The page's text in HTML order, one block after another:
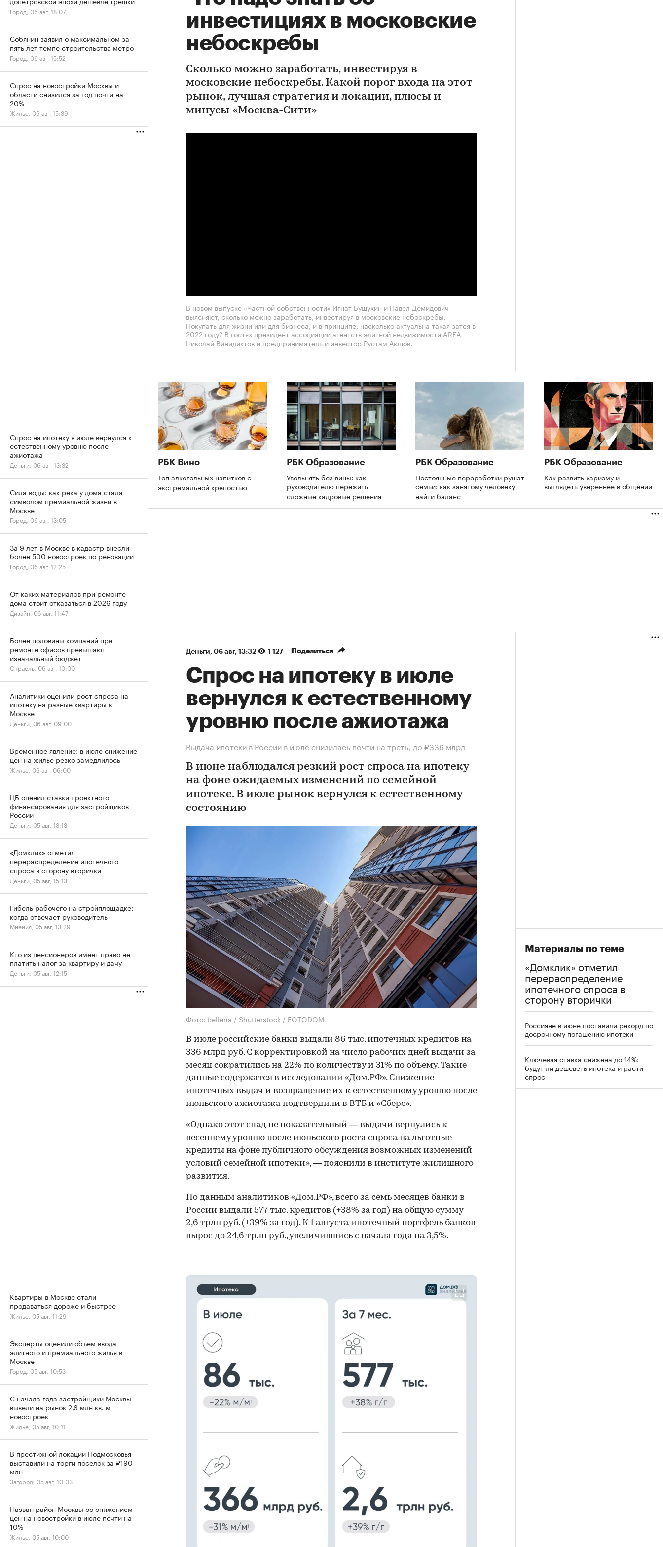
инвестициях в московские
небоскребы
Сколько можно заработать, инвестируя в
московские небоскребы. Какой порог входа на этот
рынок, лучшая стратегия и локации, плюсы и
минусы «Москва-Сити»
В новом выпуске «Частной собственности» Игнат Бушухин и Павел Демидович
выясняют, сколько можно заработать, инвестируя в московские небоскребы.
Покупать для жизни или для бизнеса, и в принципе, насколько актуальна такая затея в
2022 году? В гостях президент ассоциации агентств элитной недвижимости AREA
Николай Винидиктов и предприниматель и инвестор Рустам Аюпов.
РБК Вино
Топ алкогольных напитков с
экстремальной крепостью
РБК Образование
Увольнять без вины: как
руководителю пережить
сложные кадровые решения
РБК Образование
Постоянные переработки рушат
семьи: как занятому человеку
найти баланс
РБК Образование
Как развить харизму и
выглядеть увереннее в общении
Деньги⁠, 06 авг, 13:32 1 127 Поделиться
Спрос на ипотеку в июле
вернулся к естественному
уровню после ажиотажа
Выдача ипотеки в России в июле снизилась почти на треть, до ₽336 млрд
В июне наблюдался резкий рост спроса на ипотеку
на фоне ожидаемых изменений по семейной
ипотеке. В июле рынок вернулся к естественному
состоянию
Фото: bellena / Shutterstock / FOTODOM
В июле российские банки выдали 86 тыс. ипотечных кредитов на
336 млрд руб. С корректировкой на число рабочих дней выдачи за
месяц сократились на 22% по количеству и 31% по объему. Такие
данные содержатся в исследовании «Дом.РФ». Снижение
ипотечных выдач и возвращение их к естественному уровню после
июньского ажиотажа подтвердили в ВТБ и «Сбере».
«Однако этот спад не показательный — выдачи вернулись к
весеннему уровню после июньского роста спроса на льготные
кредиты на фоне публичного обсуждения возможных изменений
условий семейной ипотеки», — пояснили в институте жилищного
развития.
По данным аналитиков «Дом.РФ», всего за семь месяцев банки в
России выдали 577 тыс. кредитов (+38% за год) на общую сумму
2,6 трлн руб. (+39% за год). К 1 августа ипотечный портфель банков
вырос до 24,6 трлн руб., увеличившись с начала года на 3,5%.
00:00
Материалы по теме
«Домклик» отметил
перераспределение
ипотечного спроса в
сторону вторички
Россияне в июне поставили рекорд по
досрочному погашению ипотеки
Ключевая ставка снижена до 14%:
будут ли дешеветь ипотека и расти
спрос
Город, 06 авг, 18:07
Собянин заявил о максимальном за
пять лет темпе строительства метро
Город, 06 авг, 15:52
Спрос на новостройки Москвы и
области снизился за год почти на
20%
Жилье, 06 авг, 15:39
Спрос на ипотеку в июле вернулся к
естественному уровню после
ажиотажа
Деньги, 06 авг, 13:32
Сила воды: как река у дома стала
символом премиальной жизни в
Москве
Город, 06 авг, 13:05
За 9 лет в Москве в кадастр внесли
более 500 новостроек по реновации
Город, 06 авг, 12:25
От каких материалов при ремонте
дома стоит отказаться в 2026 году
Дизайн, 06 авг, 11:47
Более половины компаний при
ремонте офисов превышают
изначальный бюджет
Отрасль, 06 авг, 10:00
Аналитики оценили рост спроса на
ипотеку на разные квартиры в
Москве
Деньги, 06 авг, 09:00
Временное явление: в июле снижение
цен на жилье резко замедлилось
Жилье, 06 авг, 06:00
ЦБ оценил ставки проектного
финансирования для застройщиков
России
Деньги, 05 авг, 18:13
«Домклик» отметил
перераспределение ипотечного
спроса в сторону вторички
Деньги, 05 авг, 15:13
Гибель рабочего на стройплощадке:
когда отвечает руководитель
Мнения, 05 авг, 13:29
Кто из пенсионеров имеет право не
платить налог за квартиру и дачу
Деньги, 05 авг, 12:15
Квартиры в Москве стали
продаваться дороже и быстрее
Жилье, 05 авг, 11:29
Эксперты оценили объем ввода
элитного и премиального жилья в
Москве
Город, 05 авг, 10:53
С начала года застройщики Москвы
вывели на рынок 2,6 млн кв. м
новостроек
Жилье, 05 авг, 10:11
В престижной локации Подмосковья
выставили на торги поселок за ₽190
млн
Загород, 05 авг, 10:03
Назван район Москвы со снижением
цен на новостройки в июле почти на
10%
Жилье, 05 авг, 10:00